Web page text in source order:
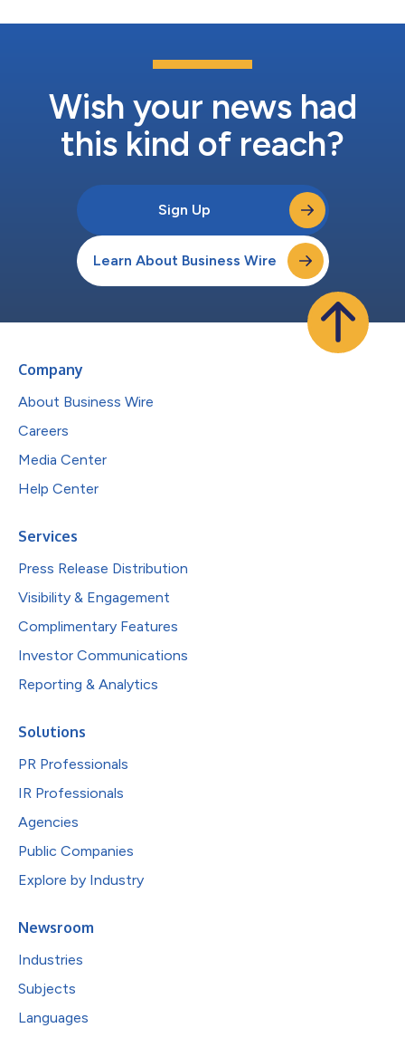
Wish your news had
this kind of reach?
Sign Up
Learn About Business Wire
Company
About Business Wire
Careers
Media Center
Help Center
Services
Press Release Distribution
Visibility & Engagement
Complimentary Features
Investor Communications
Reporting & Analytics
Solutions
PR Professionals
IR Professionals
Agencies
Public Companies
Explore by Industry
Newsroom
Industries
Subjects
Languages